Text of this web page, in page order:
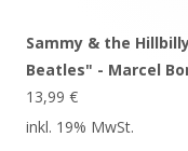
Sammy & the
Beatles" - Marcel
13,99 €
inkl. 19% MwSt.